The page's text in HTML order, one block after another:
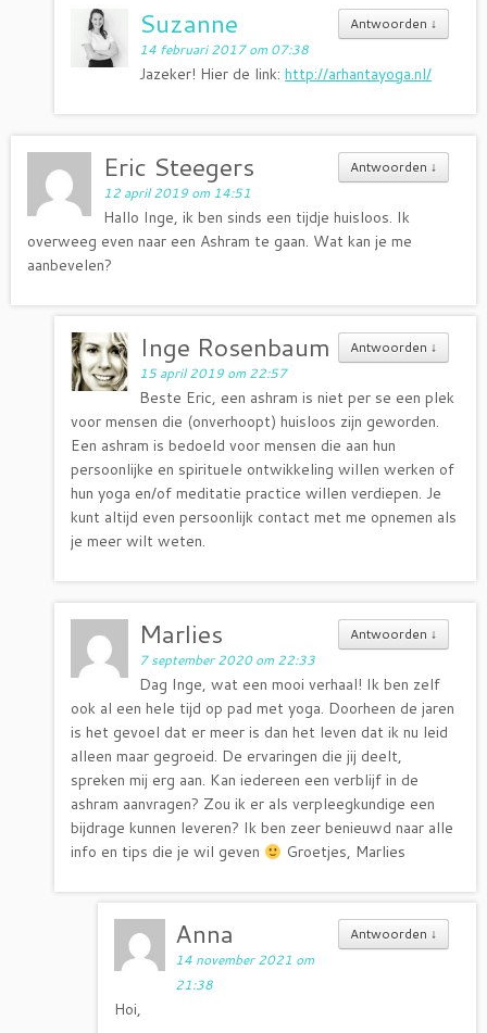
Antwoorden ↓
Suzanne
14 februari 2017 om 07:38
Jazeker! Hier de link:http://arhantayoga.nl/
Antwoorden ↓
Eric Steegers
12 april 2019 om 14:51
Hallo Inge, ik ben sinds een tijdje huisloos. Ik
overweeg even naar een Ashram te gaan. Wat kan je me
aanbevelen?
Antwoorden ↓
Inge Rosenbaum
15 april 2019 om 22:57
Beste Eric, een ashram is niet per se een plek
voor mensen die (onverhoopt) huisloos zijn geworden.
Een ashram is bedoeld voor mensen die aan hun
persoonlijke en spirituele ontwikkeling willen werken of
hun yoga en/of meditatie practice willen verdiepen. Je
kunt altijd even persoonlijk contact met me opnemen als
je meer wilt weten.
Antwoorden ↓
Marlies
7 september 2020 om 22:33
Dag Inge, wat een mooi verhaal! Ik ben zelf
ook al een hele tijd op pad met yoga. Doorheen de jaren
is het gevoel dat er meer is dan het leven dat ik nu leid
alleen maar gegroeid. De ervaringen die jij deelt,
spreken mij erg aan. Kan iedereen een verblijf in de
ashram aanvragen? Zou ik er als verpleegkundige een
bijdrage kunnen leveren? Ik ben zeer benieuwd naar alle
info en tips die je wil geven
Groetjes, Marlies
Antwoorden ↓
Anna
14 november 2021 om
21:38
Hoi,